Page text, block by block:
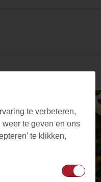
te verbeteren,
te geven en ons
te klikken,